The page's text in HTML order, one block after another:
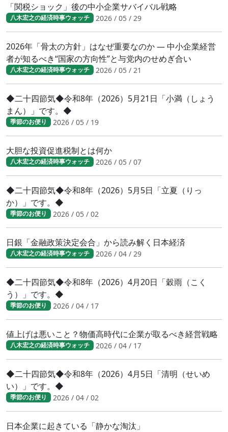
「関税ショック」後の中小企業サバイバル戦略
八木宏之の経済時事ウォッチ 2026 / 05 / 29
2026年「骨太の方針」はなぜ重要なのか ― 中小企業経営
者が知るべき“国家の方向性”と与党内のせめぎ合い
八木宏之の経済時事ウォッチ 2026 / 05 / 21
◆二十四節気◆令和8年（2026）5月21日「小満（しょう
まん）」です。◆
季節のお便り 2026 / 05 / 19
大胆な投資促進税制とは何か
八木宏之の経済時事ウォッチ 2026 / 05 / 07
◆二十四節気◆令和8年（2026）5月5日「立夏（りっ
か）」です。◆
季節のお便り 2026 / 05 / 02
日銀「金融政策決定会合」から読み解く日本経済
八木宏之の経済時事ウォッチ 2026 / 04 / 29
◆二十四節気◆令和8年（2026）4月20日「穀雨（こく
う）」です。◆
季節のお便り 2026 / 04 / 17
値上げは悪いこと？物価高時代に企業が取るべき経営戦略
八木宏之の経済時事ウォッチ 2026 / 04 / 17
◆二十四節気◆令和8年（2026）4月5日「清明（せいめ
い）」です。◆
季節のお便り 2026 / 04 / 02
日本企業に起きている「静かな淘汰」